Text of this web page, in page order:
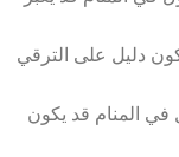
دليل على الترقي
المنام قد يكون